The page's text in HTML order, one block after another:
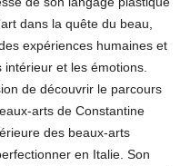
dans la quête du beau,
expériences humaines et
et les émotions.
de découvrir le parcours
arts de Constantine
des beaux-arts
en Italie. Son